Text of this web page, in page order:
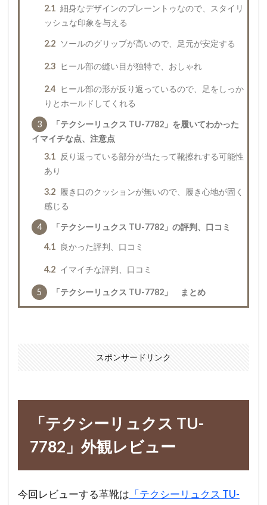
2.1 細身なデザインのプレーントゥなので、スタイリ
ッシュな印象を与える
2.2 ソールのグリップが高いので、足元が安定する
2.3 ヒール部の縫い目が独特で、おしゃれ
2.4
ヒール部の形が反り返っているので、足をしっか
りとホールドしてくれる
3
「テクシーリュクス TU-7782」を履いてわかった
イマイチな点、注意点
3.1
反り返っている部分が当たって靴擦れする可能性
あり
3.2
履き口のクッションが無いので、履き心地が固く
感じる
4
「テクシーリュクス TU-7782」の評判、口コミ
4.1
良かった評判、口コミ
4.2 イマイチな評判、口コミ
5 「テクシーリュクス TU-7782」 まとめ
スポンサードリンク
「テクシーリュクス TU-
7782」外観レビュー
今回レビューする革靴は 「テクシーリュクス TU-